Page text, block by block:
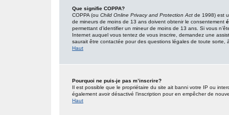
Que signifie COPPA?
COPPA (ou Child Online Privacy and Protection Act de 1998) est
de mineurs de moins de 13 ans doivent obtenir le consentement
permettant d’identifier un mineur de moins de 13 ans. Si vous
Internet auquel vous tentez de vous inscrire, demandez une
saurait être contactée pour des questions légales de toute sorte,
Haut
Pourquoi ne puis-je pas m’inscrire?
Il est possible que le propriétaire du site ait banni votre IP ou
également avoir désactivé l’inscription pour en empêcher de
Haut